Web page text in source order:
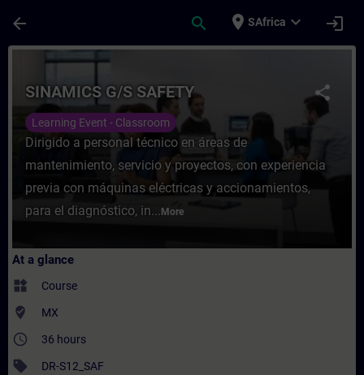
arrow_back search place SAfrica expand_more login
Course - SINAMICS G/S SAFETY -
share
SINAMICS G/S SAFETY
Learning Event - Classroom
Dirigido a personal técnico en áreas de
mantenimiento, servicio y proyectos, con experiencia
previa con máquinas eléctricas y accionamientos,
para el diagnóstico, in... More
At a glance
widgets Course
where_to_vote MX
access_time 36 hours
sell DR-S12_SAF